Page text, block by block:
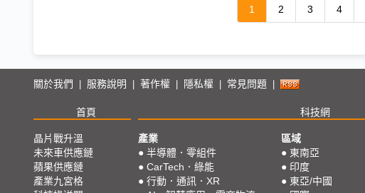
1 2 3 4
關於我們 | 服務說明 | 著作權 | 隱私權 | 常見問題 |
首頁 科技網
晶片戰升溫
未來車供應鏈
蘋果供應鏈
產業九宮格
產業
● 半導體．零組件
● CarTech．綠能
● 行動．通訊．XR
區域
● 東南亞
● 印度
● 東亞/中國